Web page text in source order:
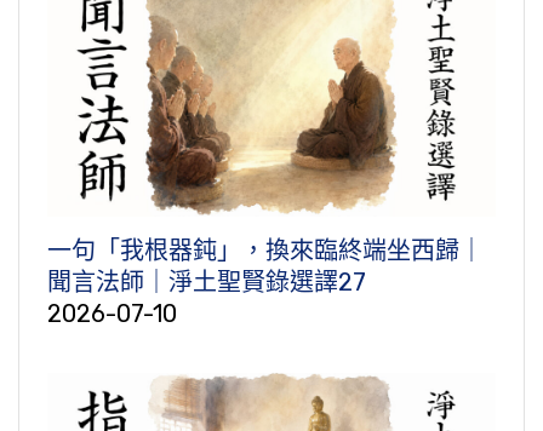
一句「我根器鈍」，換來臨終端坐西歸｜
聞言法師｜淨土聖賢錄選譯27
2026-07-10